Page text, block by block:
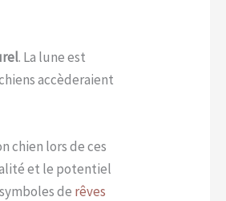
. La lune est
accèderaient
chien lors de ces
et le potentiel
de rêves